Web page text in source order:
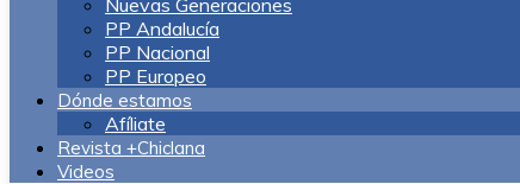
Nuevas Generaciones
PP Andalucía
PP Nacional
PP Europeo
Dónde estamos
Afíliate
Revista +Chiclana
Videos